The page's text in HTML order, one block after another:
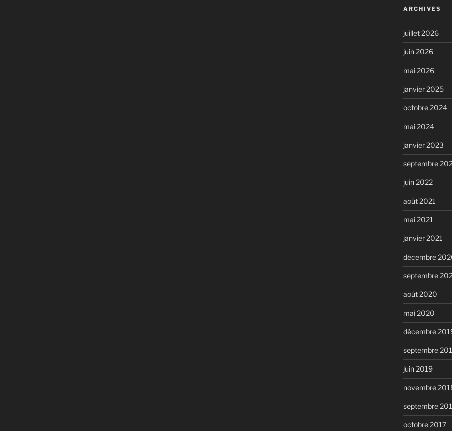
ARCHIVES
juillet 2026
juin 2026
mai 2026
janvier 2025
octobre 2024
mai 2024
janvier 2023
septembre
juin 2022
août 2021
mai 2021
janvier 2021
décembre
septembre
août 2020
mai 2020
décembre
septembre
juin 2019
novembre
septembre
octobre 2017